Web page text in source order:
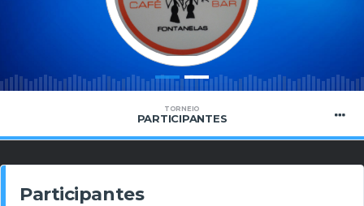
TORNEIO
PARTICIPANTES
Participantes